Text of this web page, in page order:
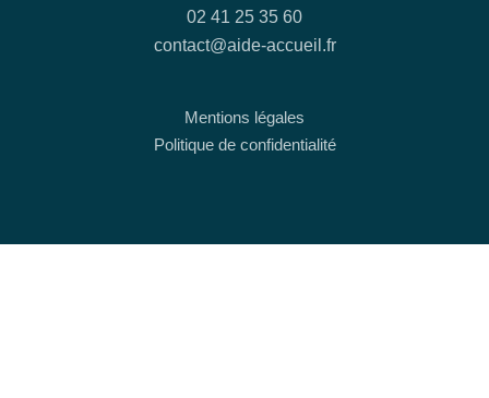
02 41 25 35 60
contact@aide-accueil.fr
Mentions légales
Politique de confidentialité